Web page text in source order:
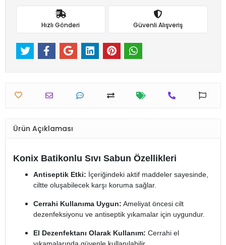
Hızlı Gönderi Güvenli Alışveriş
Ürün Açıklaması
Konix Batikonlu Sıvı Sabun Özellikleri
Antiseptik Etki: İçeriğindeki aktif maddeler sayesinde,
ciltte oluşabilecek karşı koruma sağlar.
Cerrahi Kullanıma Uygun: Ameliyat öncesi cilt
dezenfeksiyonu ve antiseptik yıkamalar için uygundur.
El Dezenfektanı Olarak Kullanım: Cerrahi el